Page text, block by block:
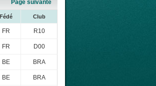
Page suivante
Fédé Club
FR R10
FR D00
BE BRA
BE BRA